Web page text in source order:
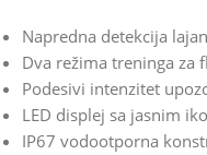
Napredna detekcija
Dva režima treninga za
Podesivi intenzitet
LED displej sa jasnim
IP67 vodootporna